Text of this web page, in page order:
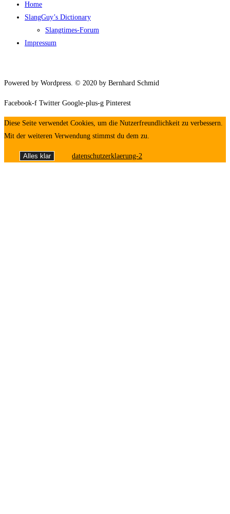
Home
SlangGuy’s Dic­tion­a­ry
Slang­times-Forum
Impres­sum
Powered by Wordpress. © 2020 by Bernhard Schmid
Facebook-f Twitter Google-plus-g Pinterest
Diese Seite verwendet Cookies, um die Nutzerfreundlichkeit zu verbessern.
Mit der weiteren Verwendung stimmst du dem zu.
Alles klar datenschutzerklaerung-2